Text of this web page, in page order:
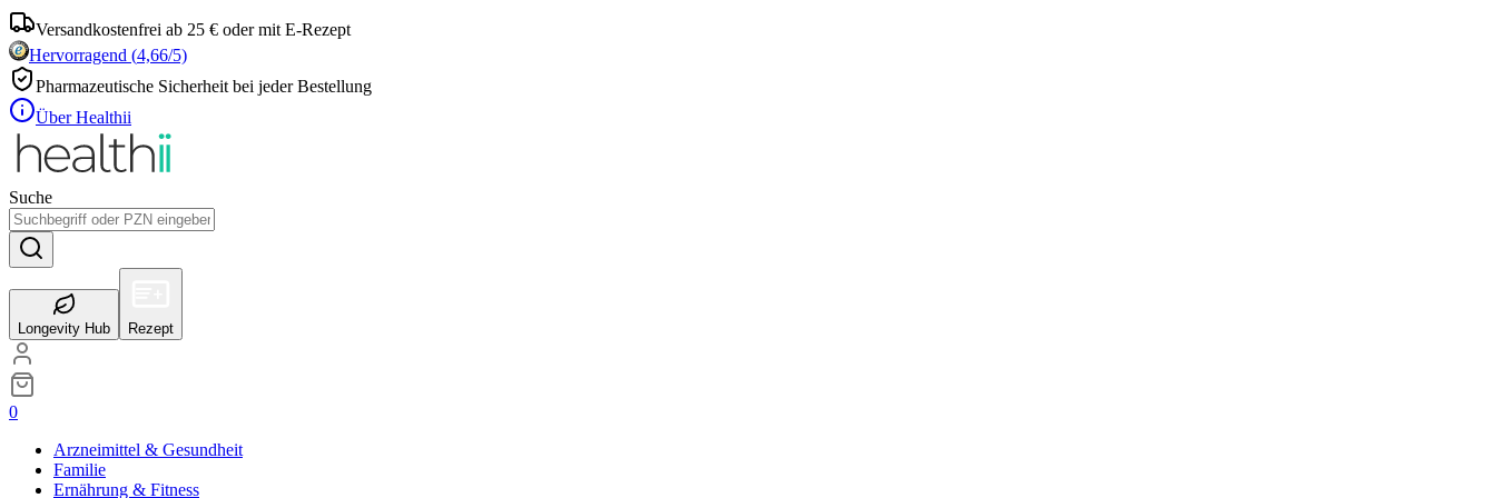
Versandkostenfrei ab 25 € oder mit E-Rezept
Hervorragend (4,66/5)
Pharmazeutische Sicherheit bei jeder Bestellung
Über Healthii
Suche
Longevity Hub Rezept
0
Arzneimittel & Gesundheit
Familie
Ernährung & Fitness